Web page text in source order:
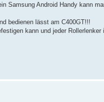
Samsung Android Handy kann
bedienen lässt am C400GT!!!
kann und jeder Rollerlenker